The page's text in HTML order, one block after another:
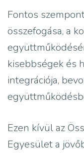
Fontos
összefogása, a
kisebbségek és
integrációja,
Ezen kívül az
Egyesület a